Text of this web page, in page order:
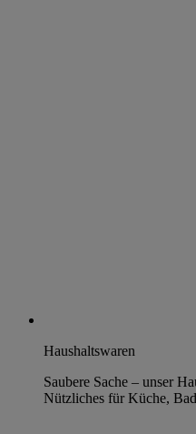
Haushaltswaren
Saubere Sache – unser
Nützliches für Küche,